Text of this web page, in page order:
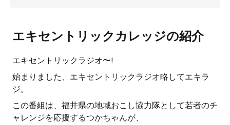
エキセントリックカレッジの紹介
エキセントリックラジオ〜!
始まりました、エキセントリックラジオ略してエキラ
ジ。
この番組は、福井県の地域おこし協力隊として若者のチ
ャレンジを応援するつかちゃんが、